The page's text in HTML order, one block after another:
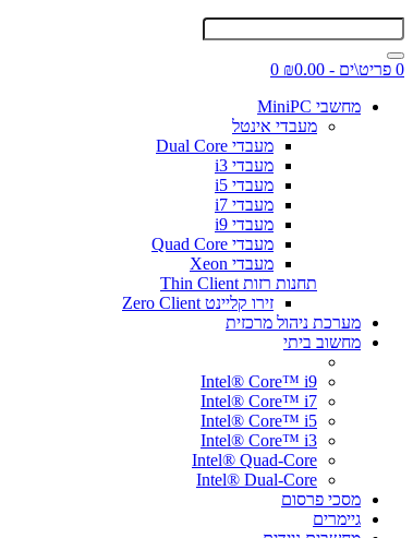
0 פריט\ים - ₪0.00
0
מחשבי MiniPC
מעבדי אינטל
מעבדי Dual Core
מעבדי i3
מעבדי i5
מעבדי i7
מעבדי i9
מעבדי Quad Core
מעבדי Xeon
תחנות רזות Thin Client
זירו קליינט Zero Client
מערכת ניהול מרכזית
מחשוב ביתי
Intel® Core™ i9
Intel® Core™ i7
Intel® Core™ i5
Intel® Core™ i3
Intel® Quad-Core
Intel® Dual-Core
מסכי פרסום
גיימרים